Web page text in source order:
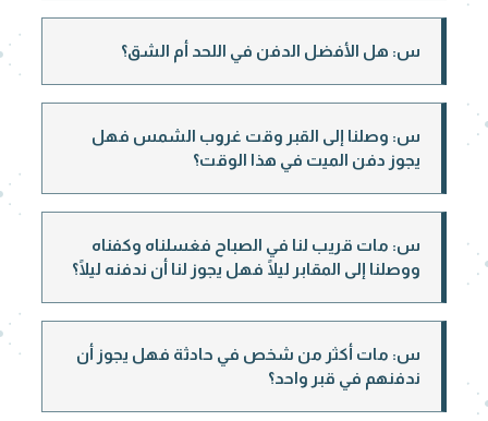
س: هل الأفضل الدفن في اللحد أم الشق؟
س: وصلنا إلى القبر وقت غروب الشمس فهل
يجوز دفن الميت في هذا الوقت؟
س: مات قريب لنا في الصباح فغسلناه وكفناه
ووصلنا إلى المقابر ليلًا فهل يجوز لنا أن ندفنه ليلًا؟
س: مات أكثر من شخص في حادثة فهل يجوز أن
ندفنهم في قبر واحد؟